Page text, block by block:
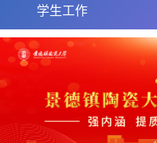
学生工作